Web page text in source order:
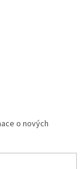
o nových